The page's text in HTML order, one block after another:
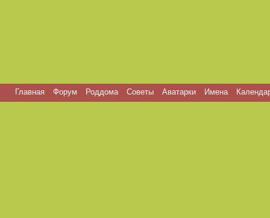
Главная Форум Роддома Советы Аватарки Имена